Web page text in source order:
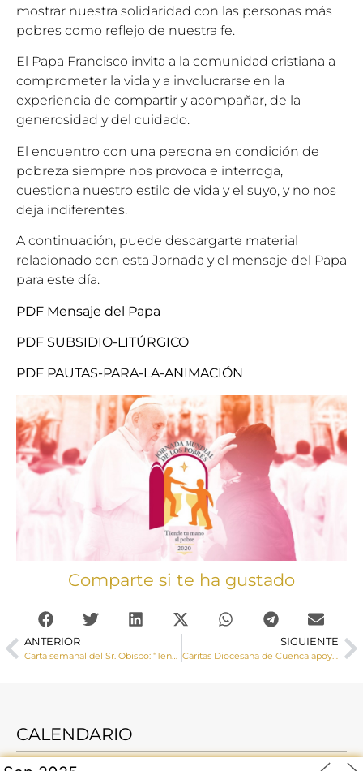
mostrar nuestra solidaridad con las personas más
pobres como reflejo de nuestra fe.
El Papa Francisco invita a la comunidad cristiana a
comprometer la vida y a involucrarse en la
experiencia de compartir y acompañar, de la
generosidad y del cuidado.
El encuentro con una persona en condición de
pobreza siempre nos provoca e interroga,
cuestiona nuestro estilo de vida y el suyo, y no nos
deja indiferentes.
A continuación, puede descargarte material
relacionado con esta Jornada y el mensaje del Papa
para este día.
PDF Mensaje del Papa
PDF SUBSIDIO-LITÚRGICO
PDF PAUTAS-PARA-LA-ANIMACIÓN
Comparte si te ha gustado
ANTERIOR
Carta semanal del Sr. Obispo: “Tender la mano, como dice el Papa, es un signo: un signo que recuerda inmediatamente la proximidad, la solidaridad, el amor”
SIGUIENTE
Cáritas Diocesana de Cuenca apoya la respuesta humanitaria de las Cáritas centroamericanas a las víctimas del huracán “Eta”
CALENDARIO